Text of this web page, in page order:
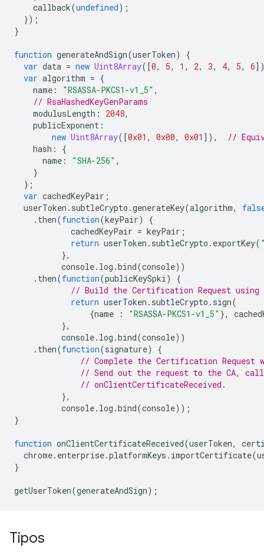
callback(undefined);
});
}
function generateAndSign(userToken)
{
var data = new Uint8Array([0, 5, 1 , 2, 3, 4, 5, 6
var algorithm = {
name : "RSASSA-PKCS1-v1_5" ,
// RsaHashedKeyGenParams
modulusLength : 2048,
publicExponent :
new Uint8Array([0x01 , 0x00, 0x01 ]),
//
hash :
{
name : "SHA-256" ,
}
};
var cachedKeyPair ;
userToken . subtleCrypto .generateKey(algorithm,
. then(function(keyPair)
{
cachedKeyPair = keyPair ;
return userToken . subtleCrypto . exportKey(
},
console. log .bind(console))
. then(function(publicKeySpki)
{
// Build the Certification Request
return userToken . subtleCrypto . sign(
{name : "RSASSA-PKCS1-v1_5" },
},
console. log .bind(console))
. then(function(signature)
{
// Complete the Certification
// Send out the request to the CA,
// onClientCertificateReceived.
},
console. log .bind(console));
}
function onClientCertificateReceived(userToken,
chrome. enterprise.platformKeys . importCertificate(
}
getUserToken(generateAndSign);
Tipos